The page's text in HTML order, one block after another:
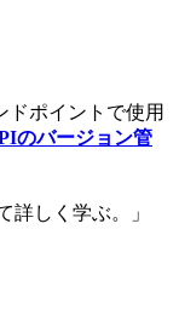
ドポイントで使用
のバージョン管
詳しく学ぶ。」